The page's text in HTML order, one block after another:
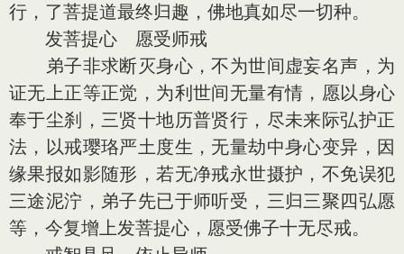
行，了菩提道最终归趣，佛地真如尽一切种。
发菩提心 愿受师戒
弟子非求断灭身心，不为世间虚妄名声，为
证无上正等正觉，为利世间无量有情，愿以身心
奉于尘刹，三贤十地历普贤行，尽未来际弘护正
法，以戒璎珞严土度生，无量劫中身心变异，因
缘果报如影随形，若无净戒永世摄护，不免误犯
三途泥泞，弟子先已于师听受，三归三聚四弘愿
等，今复增上发菩提心，愿受佛子十无尽戒。